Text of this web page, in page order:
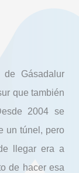
Gásadalur
que también
2004 se
un túnel, pero
llegar era a
de hacer esa